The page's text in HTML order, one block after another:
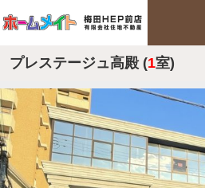
プレステージュ高殿 (1室)